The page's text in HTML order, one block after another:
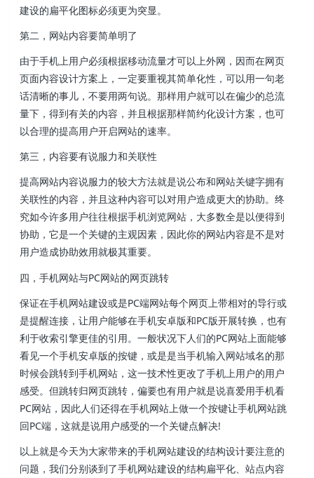
建设的扁平化图标必须更为突显。
第二，网站内容要简单明了
由于手机上用户必须根据移动流量才可以上外网，因而在网页
页面内容设计方案上，一定要重视其简单化性，可以用一句老
话清晰的事儿，不要用两句说。那样用户就可以在偏少的总流
量下，得到有关的内容，并且根据那样简约化设计方案，也可
以合理的提高用户开启网站的速率。
第三，内容要有说服力和关联性
提高网站内容说服力的较大方法就是说公布和网站关键字拥有
关联性的内容，并且这种内容可以对用户造成更大的协助。终
究如今许多用户往往根据手机浏览网站，大多数全是以便得到
协助，它是一个关键的主观因素，因此你的网站内容是不是对
用户造成协助效用就极其重要。
四，手机网站与PC网站的网页跳转
保证在手机网站建设或是PC端网站每个网页上带相对的导行或
是提醒连接，让用户能够在手机安卓版和PC版开展转换，也有
利于收索引擎更佳的引用。一般状况下人们的PC网站上面能够
看见一个手机安卓版的按键，或是是当手机输入网站域名的那
时候会跳转到手机网站，这一技术性更改了手机上用户的用户
感受。但跳转归网页跳转，偏要也有用户就是说喜爱用手机看
PC网站，因此人们还得在手机网站上做一个按键让手机网站跳
回PC端，这就是说用户感受的一个关键点解决!
以上就是今天为大家带来的手机网站建设的结构设计要注意的
问题，我们分别谈到了手机网站建设的结构扁平化、站点内容